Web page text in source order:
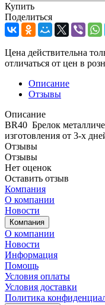
Купить
Поделиться
Цена действительна
отличаться от цен в
Описание
Отзывы
Описание
BR40 Брелок
изготовления от 3-х
Отзывы
Отзывы
Нет оценок
Оставить отзыв
Компания
О компании
Новости
Компания
О компании
Новости
Информация
Помощь
Условия оплаты
Условия доставки
Политика